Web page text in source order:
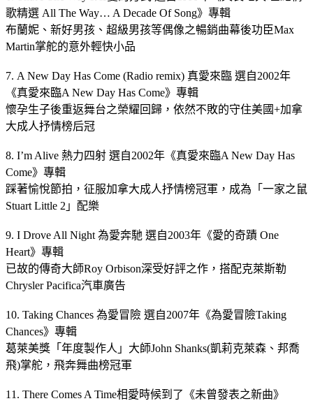
歌精選 All The Way… A Decade Of Song》專輯
布蘭妮、新好男孩、超級男孩等偶像之暢銷曲幕後功臣Max
Martin掌舵的意外輕快小品
7. A New Day Has Come (Radio remix) 真愛來臨 選自2002年
《真愛來臨A New Day Has Come》專輯
懷孕生子後重返舞台之榮耀回歸，依然不敗的守住美國+加拿
大成人抒情榜后冠
8. I’m Alive 熱力四射 選自2002年《真愛來臨A New Day Has
Come》專輯
踩著愉悅節拍，征服加拿大成人抒情榜冠軍，成為「一家之鼠
Stuart Little 2」配樂
9. I Drove All Night 為愛奔馳 選自2003年《愛的奇蹟 One
Heart》專輯
已故的傳奇大師Roy Orbison深受好評之作，搭配克萊斯勒
Chrysler Pacifica汽車廣告
10. Taking Chances 為愛冒險 選自2007年《為愛冒險Taking
Chances》專輯
葛萊美獎「年度製作人」大師John Shanks(凱莉克萊森、邦喬
飛)掌舵，飛奔舞曲榜冠軍
11. There Comes A Time相愛時候到了《未曾發表之新曲》